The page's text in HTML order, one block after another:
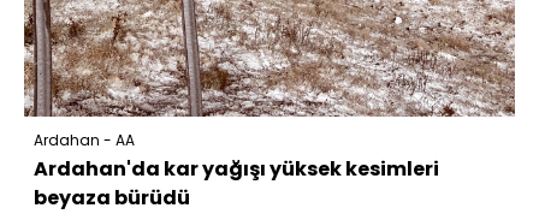
Ardahan - AA
Ardahan'da kar yağışı yüksek kesimleri
beyaza bürüdü